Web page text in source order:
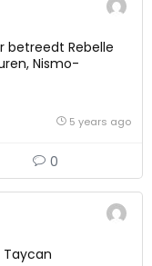
betreedt Rebelle
Nismo-
5 years ago
0